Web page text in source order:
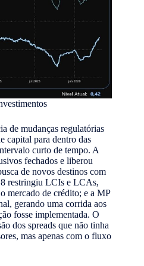
de mudanças regulatórias
capital para dentro das
curto de tempo. A
fechados e liberou
de novos destinos com
restringiu LCIs e LCAs,
mercado de crédito; e a MP
gerando uma corrida aos
fosse implementada. O
dos spreads que não tinha
mas apenas com o fluxo